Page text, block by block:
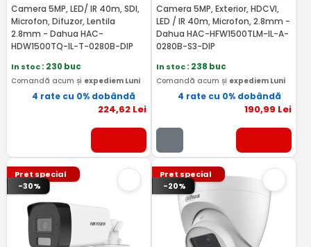
Camera 5MP, LED/ IR 40m, SDI,
Microfon, Difuzor, Lentila
2.8mm - Dahua HAC-
HDW1500TQ-IL-T-0280B-DIP
In stoc: 230 buc
Comandă acum și expediem Luni
4 rate cu 0% dobândă
224,62Lei
Camera 5MP, Exterior, HDCVI,
LED / IR 40m, Microfon, 2.8mm -
Dahua HAC-HFW1500TLM-IL-A-
0280B-S3-DIP
In stoc: 238 buc
Comandă acum și expediem Luni
4 rate cu 0% dobândă
190,99 Lei
Pret special
-30%
Pret special
-20%